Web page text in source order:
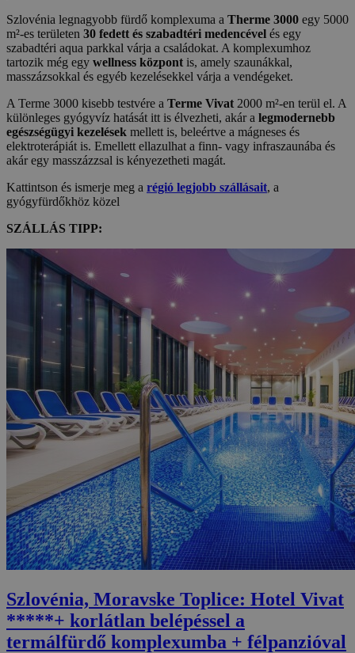
Szlovénia legnagyobb fürdő komplexuma a Therme 3000 egy 5000
m²-es területen 30 fedett és szabadtéri medencével és egy
szabadtéri aqua parkkal várja a családokat. A komplexumhoz
tartozik még egy wellness központ is, amely szaunákkal,
masszázsokkal és egyéb kezelésekkel várja a vendégeket.
A Terme 3000 kisebb testvére a Terme Vivat 2000 m²-en terül el. A
különleges gyógyvíz hatását itt is élvezheti, akár a legmodernebb
egészségügyi kezelések mellett is, beleértve a mágneses és
elektroterápiát is. Emellett ellazulhat a finn- vagy infraszaunába és
akár egy masszázzsal is kényezetheti magát.
Kattintson és ismerje meg a régió legjobb szállásait, a
gyógyfürdőkhöz közel
SZÁLLÁS TIPP:
Szlovénia, Moravske Toplice: Hotel Vivat
*****+ korlátlan belépéssel a
termálfürdő komplexumba + félpanzióval